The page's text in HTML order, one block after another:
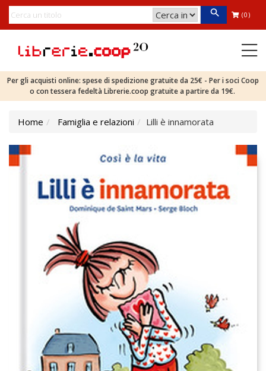
(0)
Per gli acquisti online: spese di spedizione gratuite da 25€ - Per i soci Coop
o con tessera fedeltà Librerie.coop gratuite a partire da 19€.
Home Famiglia e relazioni Lilli è innamorata